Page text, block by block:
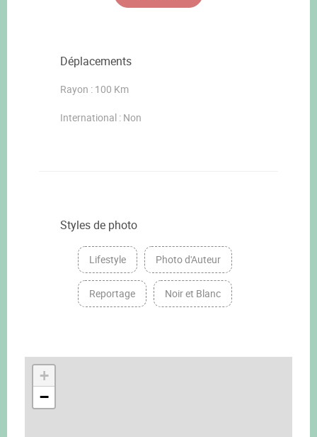
Déplacements
Rayon : 100 Km
International : Non
Styles de photo
Lifestyle Photo d'Auteur
Reportage Noir et Blanc
+
−